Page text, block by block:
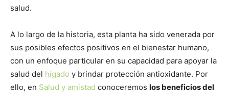
salud.
A lo largo de la historia, esta planta ha sido venerada por
sus posibles efectos positivos en el bienestar humano,
con un enfoque particular en su capacidad para apoyar la
salud del hígado y brindar protección antioxidante. Por
ello, en Salud y amistad conoceremos los beneficios del